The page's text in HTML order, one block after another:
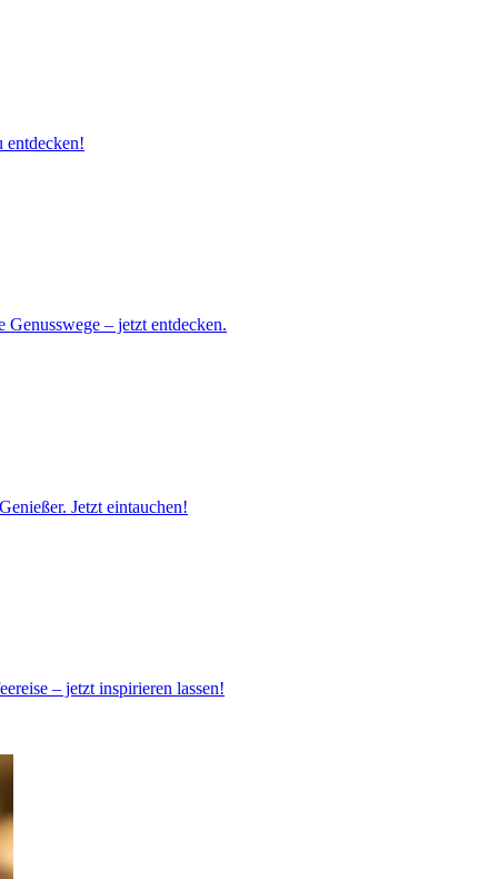
entdecken!
– jetzt entdecken.
Jetzt eintauchen!
– jetzt inspirieren lassen!